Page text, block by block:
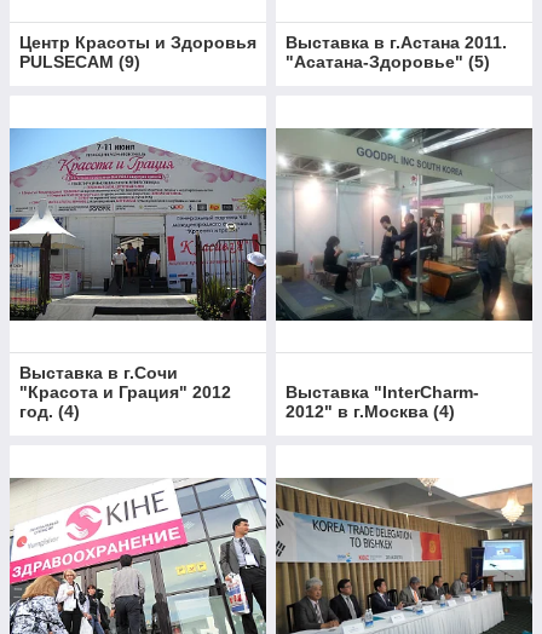
Центр Красоты и Здоровья
PULSECAM (9)
Выставка в г.Астана 2011.
"Асатана-Здоровье" (5)
Выставка в г.Сочи
"Красота и Грация" 2012
год. (4)
Выставка "InterСharm-
2012" в г.Москва (4)